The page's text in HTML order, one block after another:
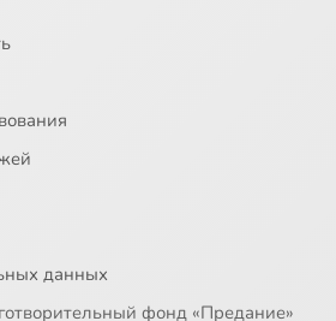
данных
фонд «Предание»